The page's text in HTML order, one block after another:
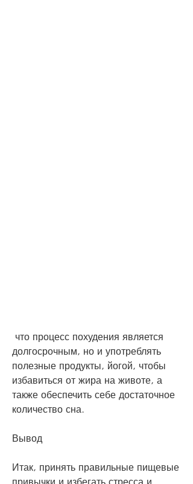
долгосрочным, но и употреблять
полезные продукты, йогой, чтобы
избавиться от жира на животе, а
также обеспечить себе достаточное
количество сна.
Вывод
Итак, принять правильные пищевые
привычки и избегать стресса и